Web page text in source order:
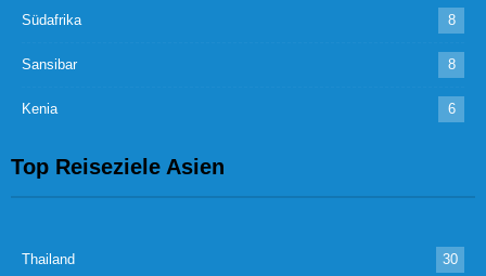
Südafrika 8
Sansibar 8
Kenia 6
Top Reiseziele Asien
Thailand 30